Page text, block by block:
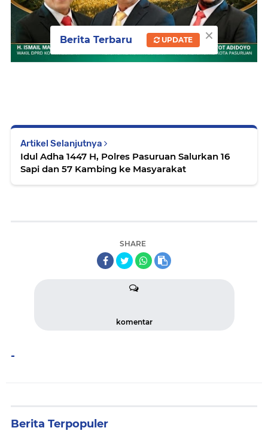
Artikel Selanjutnya
Idul Adha 1447 H, Polres Pasuruan Salurkan 16
Sapi dan 57 Kambing ke Masyarakat
SHARE
komentar
-
Berita Terpopuler
×
Berita Terbaru UPDATE